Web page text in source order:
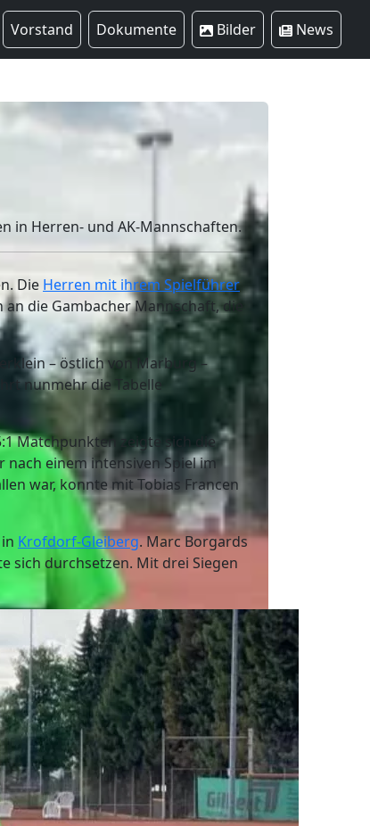
Vorstand Dokumente Bilder News
in Herren- und AK-Mannschaften.
Die Herren mit ihrem Spielführer
die Gambacher Mannschaft, die
– östlich von Marburg –
nunmehr die Tabelle
Matchpunkten zeigte sich die
einem intensiven Spiel im
war, konnte mit Tobias Francen
Krofdorf-Gleiberg. Marc Borgards
sich durchsetzen. Mit drei Siegen